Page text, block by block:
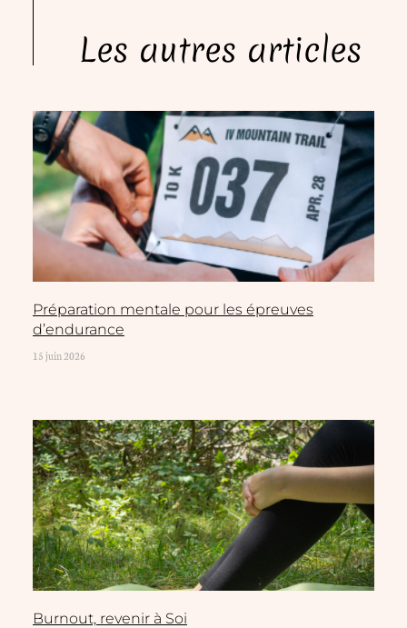
Les autres articles
Préparation mentale pour les épreuves
d’endurance
15 juin 2026
Burnout, revenir à Soi